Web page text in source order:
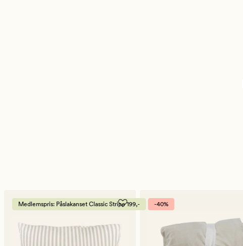
Medlemspris: Påslakanset Classic Stripe 199,- -40%